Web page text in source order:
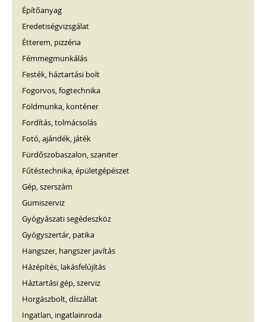
Építőanyag
Eredetiségvizsgálat
Étterem, pizzéria
Fémmegmunkálás
Festék, háztartási bolt
Fogorvos, fogtechnika
Földmunka, konténer
Fordítás, tolmácsolás
Fotó, ajándék, játék
Fürdőszobaszalon, szaniter
Fűtéstechnika, épületgépészet
Gép, szerszám
Gumiszerviz
Gyógyászati segédeszköz
Gyógyszertár, patika
Hangszer, hangszer javítás
Házépítés, lakásfelújítás
Háztartási gép, szerviz
Horgászbolt, díszállat
Ingatlan, ingatlainroda